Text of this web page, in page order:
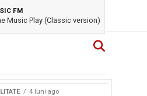
FM
Music Play (Classic version)
4 luni ago